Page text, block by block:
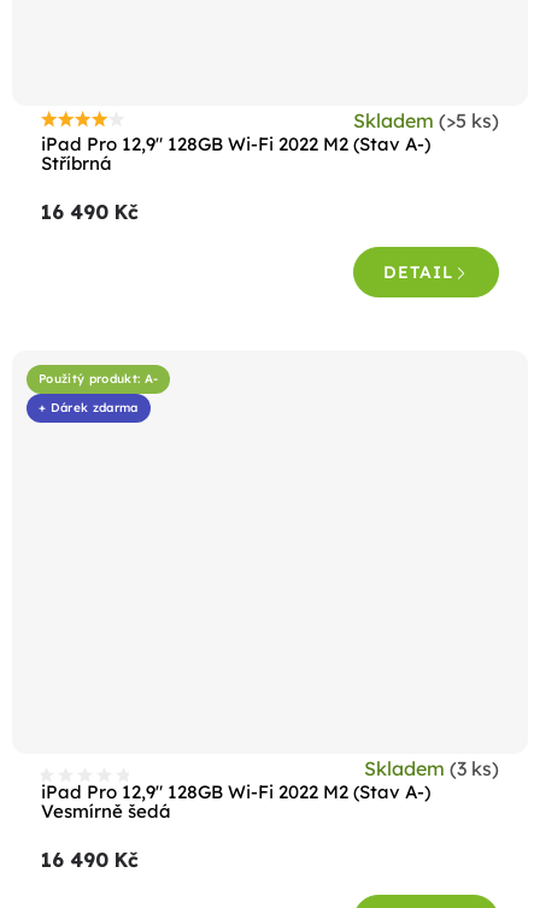
iPad Pro 12,9" 128GB Wi-Fi 2022 M2 (Stav A-)
Stříbrná
Průměrné
hodnocení
je
Skladem (>5 ks)
16 490 Kč
DETAIL
Použitý produkt: A-
+ Dárek zdarma
iPad Pro 12,9" 128GB Wi-Fi 2022 M2 (Stav A-)
Vesmírně šedá
Skladem (3 ks)
16 490 Kč